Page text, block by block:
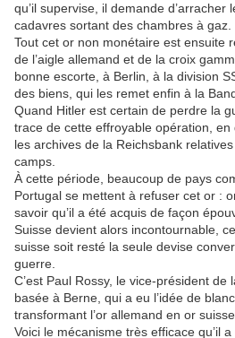
qu’il supervise, il demande d’arracher
cadavres sortant des chambres à gaz.
Tout cet or non monétaire est ensuite
de l’aigle allemand et de la croix
bonne escorte, à Berlin, à la division
des biens, qui les remet enfin à la
Quand Hitler est certain de perdre la
trace de cette effroyable opération, en
les archives de la Reichsbank
camps.
À cette période, beaucoup de pays
Portugal se mettent à refuser cet or :
savoir qu’il a été acquis de façon
Suisse devient alors incontournable,
suisse soit resté la seule devise
guerre.
C’est Paul Rossy, le vice-président
basée à Berne, qui a eu l’idée de
transformant l’or allemand en or suisse.
Voici le mécanisme très efficace qu’il